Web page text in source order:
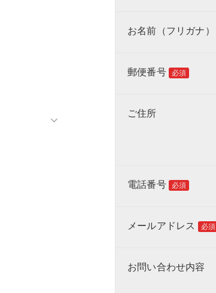
お名前（フリガナ）
郵便番号 必須
ご住所
電話番号 必須
メールアドレス 必須
お問い合わせ内容